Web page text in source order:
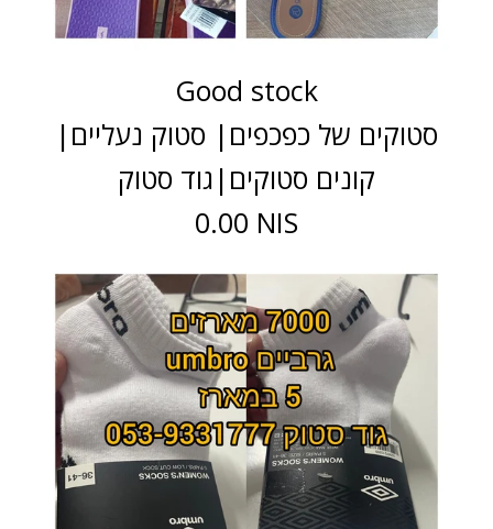
Good stock
סטוקים של כפכפים| סטוק נעליים|
קונים סטוקים|גוד סטוק
0.00 NIS